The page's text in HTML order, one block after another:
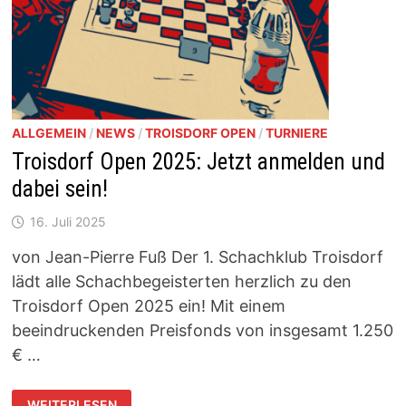
ALLGEMEIN/NEWS/TROISDORF OPEN/TURNIERE
Troisdorf Open 2025: Jetzt anmelden und
dabei sein!
16. Juli 2025
von Jean-Pierre Fuß Der 1. Schachklub Troisdorf
lädt alle Schachbegeisterten herzlich zu den
Troisdorf Open 2025 ein! Mit einem
beeindruckenden Preisfonds von insgesamt 1.250
€ …
TROISDORF